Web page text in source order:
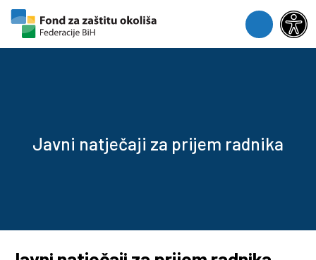
Skip to content
Skip to footer
Menu
Javni natječaji za prijem radnika